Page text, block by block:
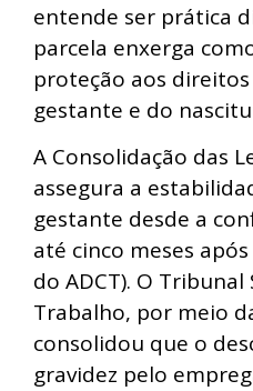
entende ser prática
parcela enxerga
proteção aos
gestante e do
A Consolidação das
assegura a
gestante desde a
até cinco meses
do ADCT). O
Trabalho, por meio
consolidou que o
gravidez pelo